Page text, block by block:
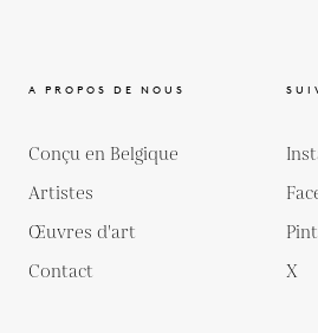
A PROPOS DE NOUS
Conçu en Belgique
Artistes
Œuvres d'art
Contact
X